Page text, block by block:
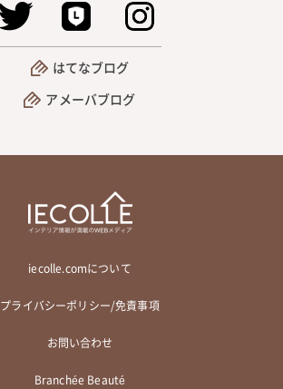
はてなブログ
アメーバブログ
iecolle.comについて
プライバシーポリシー/免責事項
お問い合わせ
Branchée Beauté